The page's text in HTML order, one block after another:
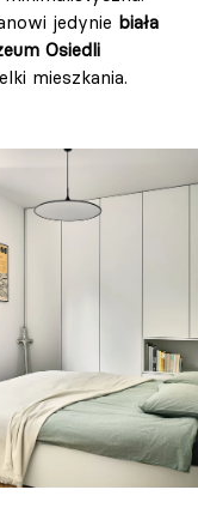
jedynie biała
Osiedli
mieszkania.